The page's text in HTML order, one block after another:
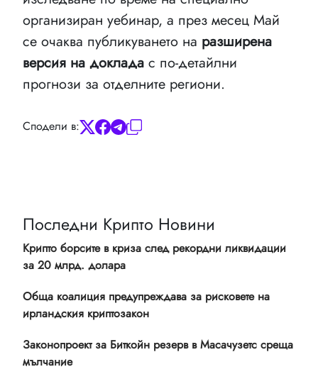
организиран уебинар, а през месец Май
се очаква публикуването на разширена
версия на доклада с по-детайлни
прогнози за отделните региони.
Сподели в:
Последни Крипто Новини
Крипто борсите в криза след рекордни ликвидации
за 20 млрд. долара
Обща коалиция предупреждава за рисковете на
ирландския криптозакон
Законопроект за Биткойн резерв в Масачузетс среща
мълчание